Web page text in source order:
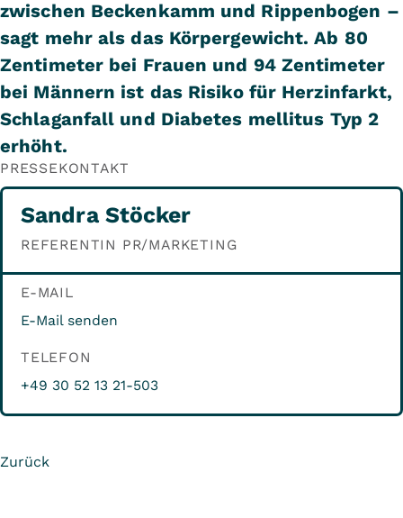
zwischen Beckenkamm und Rippenbogen –
sagt mehr als das Körpergewicht. Ab 80
Zentimeter bei Frauen und 94 Zentimeter
bei Männern ist das Risiko für Herzinfarkt,
Schlaganfall und Diabetes mellitus Typ 2
erhöht.
PRESSEKONTAKT
Sandra Stöcker
REFERENTIN PR/MARKETING
E-MAIL
E-Mail senden
TELEFON
+49 30 52 13 21-503
Zurück